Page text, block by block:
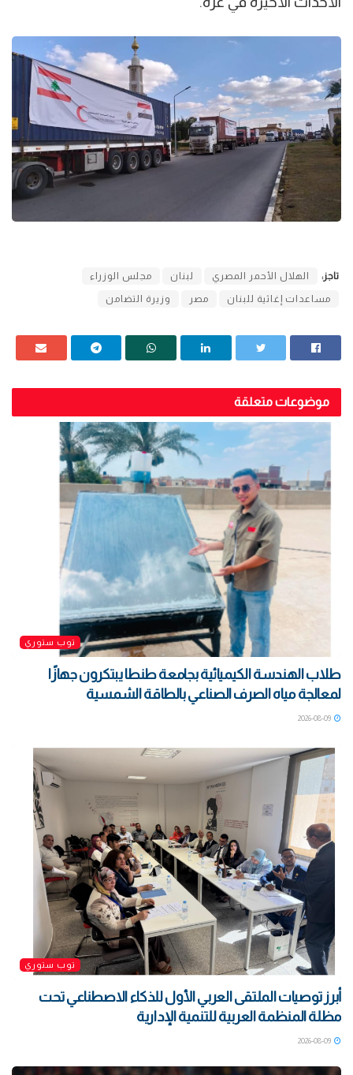
تاجز: الهلال الأحمر المصري لبنان مجلس الوزراء
مساعدات إغاثية للبنان مصر وزيرة التضامن
موضوعات متعلقة
توب ستوري
طلاب الهندسة الكيميائية بجامعة طنطا يبتكرون جهازًا
لمعالجة مياه الصرف الصناعي بالطاقة الشمسية
2026-08-09
توب ستوري
أبرز توصيات الملتقى العربي الأول للذكاء الاصطناعي تحت
مظلة المنظمة العربية للتنمية الإدارية
2026-08-09